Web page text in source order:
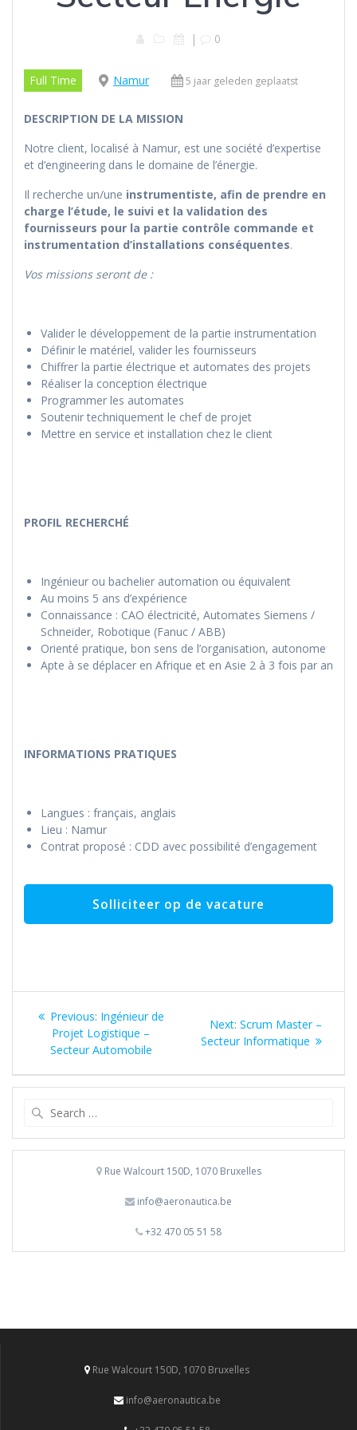
| 0
Full Time Namur 5 jaar geleden geplaatst
DESCRIPTION DE LA MISSION
Notre client, localisé à Namur, est une société d’expertise
et d’engineering dans le domaine de l’énergie.
Il recherche un/une instrumentiste, afin de prendre en
charge l’étude, le suivi et la validation des
fournisseurs pour la partie contrôle commande et
instrumentation d’installations conséquentes.
Vos missions seront de :
Valider le développement de la partie instrumentation
Définir le matériel, valider les fournisseurs
Chiffrer la partie électrique et automates des projets
Réaliser la conception électrique
Programmer les automates
Soutenir techniquement le chef de projet
Mettre en service et installation chez le client
PROFIL RECHERCHÉ
Ingénieur ou bachelier automation ou équivalent
Au moins 5 ans d’expérience
Connaissance : CAO électricité, Automates Siemens /
Schneider, Robotique (Fanuc / ABB)
Orienté pratique, bon sens de l’organisation, autonome
Apte à se déplacer en Afrique et en Asie 2 à 3 fois par an
INFORMATIONS PRATIQUES
Langues : français, anglais
Lieu : Namur
Contrat proposé : CDD avec possibilité d’engagement
Bericht
navigatie
Previous: Previous
post:
Ingénieur de
Projet Logistique –
Secteur Automobile
Next: Next
post:
Scrum Master –
Secteur Informatique
Rue Walcourt 150D, 1070 Bruxelles
info@aeronautica.be
+32 470 05 51 58
Rue Walcourt 150D, 1070 Bruxelles
info@aeronautica.be